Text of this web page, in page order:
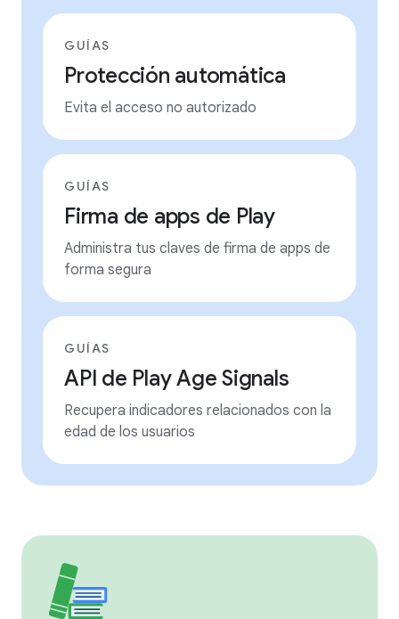
GUÍAS
Protección automática
Evita el acceso no autorizado
GUÍAS
Firma de apps de Play
Administra tus claves de firma de apps de
forma segura
GUÍAS
API de Play Age Signals
Recupera indicadores relacionados con la
edad de los usuarios